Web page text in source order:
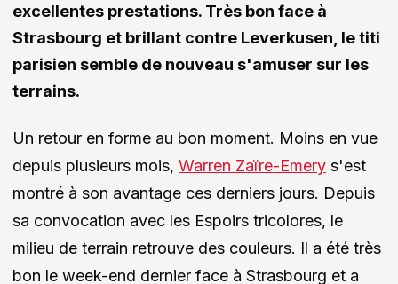
excellentes prestations. Très bon face à
Strasbourg et brillant contre Leverkusen, le titi
parisien semble de nouveau s'amuser sur les
terrains.
Un retour en forme au bon moment. Moins en vue
depuis plusieurs mois, Warren Zaïre-Emery s'est
montré à son avantage ces derniers jours. Depuis
sa convocation avec les Espoirs tricolores, le
milieu de terrain retrouve des couleurs. Il a été très
bon le week-end dernier face à Strasbourg et a